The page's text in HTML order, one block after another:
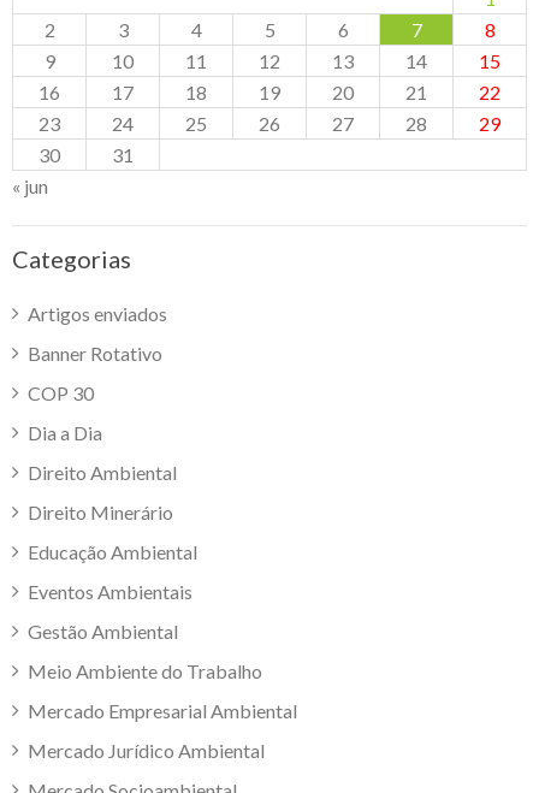
2
3 4 5 6 7
8
9
10 11 12 13 14
15
16
17 18 19 20 21
22
23
24 25 26 27 28
29
30
31
« jun
Categorias
Artigos enviados
Banner Rotativo
COP 30
Dia a Dia
Direito Ambiental
Direito Minerário
Educação Ambiental
Eventos Ambientais
Gestão Ambiental
Meio Ambiente do Trabalho
Mercado Empresarial Ambiental
Mercado Jurídico Ambiental